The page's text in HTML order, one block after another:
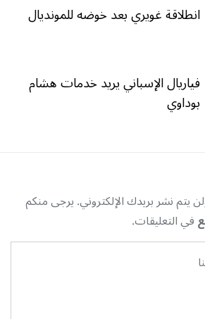
انطلاقة غويري بعد خوضه للمونديال
فياريال الإسباني يريد خدمات هشام
بوداوي
يتم نشر بريدك الإلكتروني. يرجى منكم
في التعليقات.